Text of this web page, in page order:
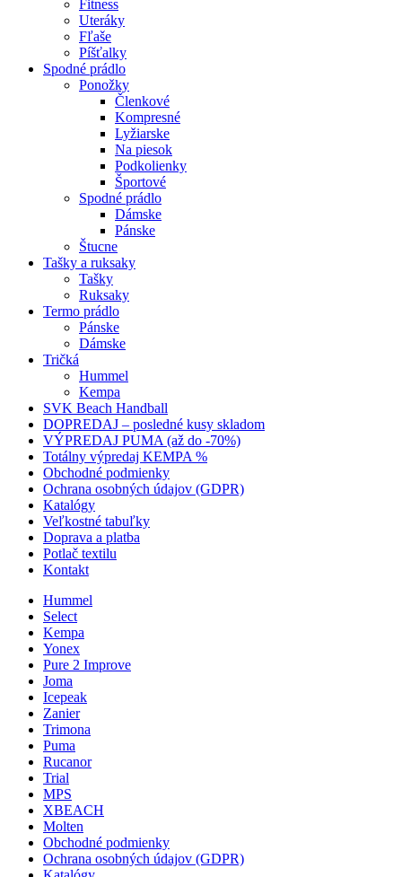
Fitness
Uteráky
Fľaše
Píšťalky
Spodné prádlo
Ponožky
Členkové
Kompresné
Lyžiarske
Na piesok
Podkolienky
Športové
Spodné prádlo
Dámske
Pánske
Štucne
Tašky a ruksaky
Tašky
Ruksaky
Termo prádlo
Pánske
Dámske
Tričká
Hummel
Kempa
SVK Beach Handball
DOPREDAJ – posledné kusy skladom
VÝPREDAJ PUMA (až do -70%)
Totálny výpredaj KEMPA %
Obchodné podmienky
Ochrana osobných údajov (GDPR)
Katalógy
Veľkostné tabuľky
Doprava a platba
Potlač textilu
Kontakt
Hummel
Select
Kempa
Yonex
Pure 2 Improve
Joma
Icepeak
Zanier
Trimona
Puma
Rucanor
Trial
MPS
XBEACH
Molten
Obchodné podmienky
Ochrana osobných údajov (GDPR)